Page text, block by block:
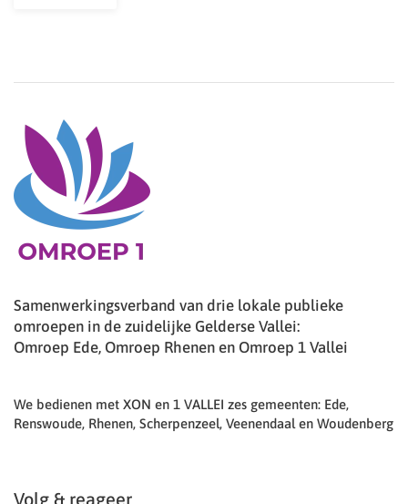
Samenwerkingsverband van drie lokale publieke
omroepen in de zuidelijke Gelderse Vallei:
Omroep Ede, Omroep Rhenen en Omroep 1 Vallei
We bedienen met XON en 1 VALLEI zes gemeenten: Ede,
Renswoude, Rhenen, Scherpenzeel, Veenendaal en Woudenberg
Volg & reageer